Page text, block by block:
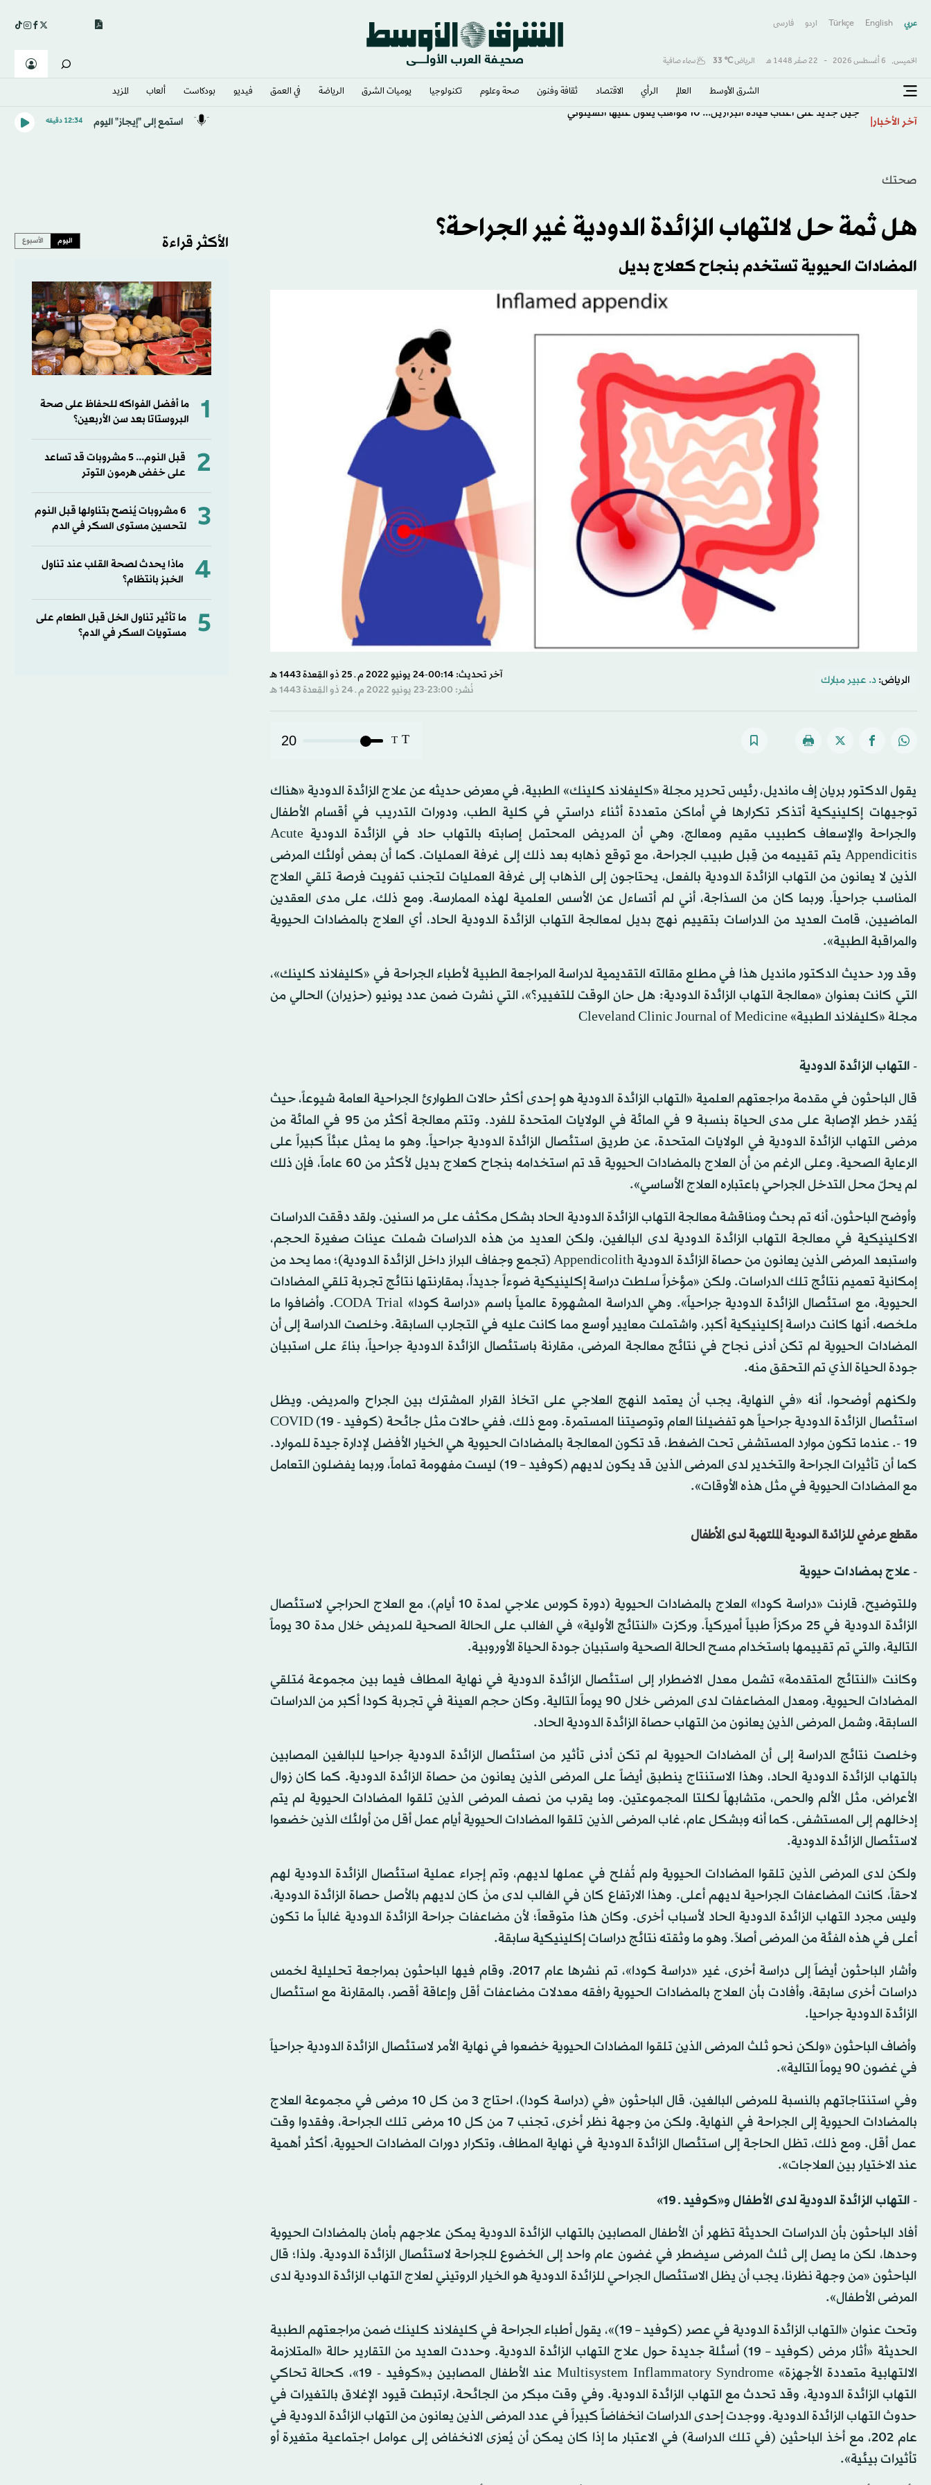
عربي English
Türkçe اردو فارسى
الخميس, 6 أغسطس 2026 - 22 صفَر 1448 هـ الرياض℃
33 سماء صافية
الشرق الأوسط​ العالم الرأي الاقتصاد ثقافة وفنون صحة وعلوم تكنولوجيا يوميات الشرق​ الرياضة في العمق فيديو بودكاست ألعاب المزيد
آخر الأخبار جيل جديد على أعتاب قيادة البرازيل... 10 مواهب يعوّل عليها أنشيلوتي استمع إلى "إيجاز" اليوم 12:34 دقيقه
صحتك
هل ثمة حل لالتهاب الزائدة الدودية غير الجراحة؟
المضادات الحيوية تستخدم بنجاح كعلاج بديل
الرياض: د. عبير مبارك
آخر تحديث: 00:14-24 يونيو 2022 م ـ 25 ذو القِعدة 1443 هـ
نُشر: 23:00-23 يونيو 2022 م ـ 24 ذو القِعدة 1443 هـ
T
T
20
يقول الدكتور بريان إف مانديل، رئيس تحرير مجلة «كليفلاند كلينك» الطبية، في معرض حديثه عن علاج الزائدة الدودية «هناك
توجيهات إكلينيكية أتذكر تكرارها في أماكن متعددة أثناء دراستي في كلية الطب، ودورات التدريب في أقسام الأطفال
والجراحة والإسعاف كطبيب مقيم ومعالج، وهي أن المريض المحتمل إصابته بالتهاب حاد في الزائدة الدودية Acute
Appendicitis يتم تقييمه من قِبل طبيب الجراحة، مع توقع ذهابه بعد ذلك إلى غرفة العمليات. كما أن بعض أولئك المرضى
الذين لا يعانون من التهاب الزائدة الدودية بالفعل، يحتاجون إلى الذهاب إلى غرفة العمليات لتجنب تفويت فرصة تلقي العلاج
المناسب جراحياً. وربما كان من السذاجة، أني لم أتساءل عن الأسس العلمية لهذه الممارسة. ومع ذلك، على مدى العقدين
الماضيين، قامت العديد من الدراسات بتقييم نهج بديل لمعالجة التهاب الزائدة الدودية الحاد، أي العلاج بالمضادات الحيوية
والمراقبة الطبية».
وقد ورد حديث الدكتور مانديل هذا في مطلع مقالته التقديمية لدراسة المراجعة الطبية لأطباء الجراحة في «كليفلاند كلينك»،
التي كانت بعنوان «معالجة التهاب الزائدة الدودية: هل حان الوقت للتغيير؟»، التي نشرت ضمن عدد يونيو (حزيران) الحالي من
مجلة «كليفلاند الطبية» Cleveland Clinic Journal of Medicine
- التهاب الزائدة الدودية
قال الباحثون في مقدمة مراجعتهم العلمية «التهاب الزائدة الدودية هو إحدى أكثر حالات الطوارئ الجراحية العامة شيوعاً، حيث
يُقدر خطر الإصابة على مدى الحياة بنسبة 9 في المائة في الولايات المتحدة للفرد. وتتم معالجة أكثر من 95 في المائة من
مرضى التهاب الزائدة الدودية في الولايات المتحدة، عن طريق استئصال الزائدة الدودية جراحياً. وهو ما يمثل عبئاً كبيراً على
الرعاية الصحية. وعلى الرغم من أن العلاج بالمضادات الحيوية قد تم استخدامه بنجاح كعلاج بديل لأكثر من 60 عاماً، فإن ذلك
لم يحلّ محل التدخل الجراحي باعتباره العلاج الأساسي».
وأوضح الباحثون، أنه تم بحث ومناقشة معالجة التهاب الزائدة الدودية الحاد بشكل مكثف على مر السنين. ولقد دققت الدراسات
الاكلينيكية في معالجة التهاب الزائدة الدودية لدى البالغين، ولكن العديد من هذه الدراسات شملت عينات صغيرة الحجم،
واستبعد المرضى الذين يعانون من حصاة الزائدة الدودية Appendicolith (تجمع وجفاف البراز داخل الزائدة الدودية)؛ مما يحد من
إمكانية تعميم نتائج تلك الدراسات. ولكن «مؤخراً سلطت دراسة إكلينيكية ضوءاً جديداً، بمقارنتها نتائج تجربة تلقي المضادات
الحيوية، مع استئصال الزائدة الدودية جراحياً». وهي الدراسة المشهورة عالمياً باسم «دراسة كودا» CODA Trial. وأضافوا ما
ملخصه، أنها كانت دراسة إكلينيكية أكبر، واشتملت معايير أوسع مما كانت عليه في التجارب السابقة. وخلصت الدراسة إلى أن
المضادات الحيوية لم تكن أدنى نجاح في نتائج معالجة المرضى، مقارنة باستئصال الزائدة الدودية جراحياً، بناءً على استبيان
جودة الحياة الذي تم التحقق منه.
ولكنهم أوضحوا، أنه «في النهاية، يجب أن يعتمد النهج العلاجي على اتخاذ القرار المشترك بين الجراح والمريض. ويظل
استئصال الزائدة الدودية جراحياً هو تفضيلنا العام وتوصيتنا المستمرة. ومع ذلك، ففي حالات مثل جائحة (كوفيد - 19) COVID
- 19. عندما تكون موارد المستشفى تحت الضغط، قد تكون المعالجة بالمضادات الحيوية هي الخيار الأفضل لإدارة جيدة للموارد.
كما أن تأثيرات الجراحة والتخدير لدى المرضى الذين قد يكون لديهم (كوفيد – 19) ليست مفهومة تماماً، وربما يفضلون التعامل
مع المضادات الحيوية في مثل هذه الأوقات».
مقطع عرضي للزائدة الدودية الملتهبة لدى الأطفال
- علاج بمضادات حيوية
وللتوضيح، قارنت «دراسة كودا» العلاج بالمضادات الحيوية (دورة كورس علاجي لمدة 10 أيام)، مع العلاج الحراجي لاستئصال
الزائدة الدودية في 25 مركزاً طبياً أميركياً. وركزت «النتائج الأولية» في الغالب على الحالة الصحية للمريض خلال مدة 30 يوماً
التالية، والتي تم تقييمها باستخدام مسح الحالة الصحية واستبيان جودة الحياة الأوروبية.
وكانت «النتائج المتقدمة» تشمل معدل الاضطرار إلى استئصال الزائدة الدودية في نهاية المطاف فيما بين مجموعة مُتلقي
المضادات الحيوية، ومعدل المضاعفات لدى المرضى خلال 90 يوماً التالية. وكان حجم العينة في تجربة كودا أكبر من الدراسات
السابقة، وشمل المرضى الذين يعانون من التهاب حصاة الزائدة الدودية الحاد.
وخلصت نتائج الدراسة إلى أن المضادات الحيوية لم تكن أدنى تأثير من استئصال الزائدة الدودية جراحيا للبالغين المصابين
بالتهاب الزائدة الدودية الحاد، وهذا الاستنتاج ينطبق أيضاً على المرضى الذين يعانون من حصاة الزائدة الدودية. كما كان زوال
الأعراض، مثل الألم والحمى، متشابهاً لكلتا المجموعتين. وما يقرب من نصف المرضى الذين تلقوا المضادات الحيوية لم يتم
إدخالهم إلى المستشفى. كما أنه وبشكل عام، غاب المرضى الذين تلقوا المضادات الحيوية أيام عمل أقل من أولئك الذين خضعوا
لاستئصال الزائدة الدودية.
ولكن لدى المرضى الذين تلقوا المضادات الحيوية ولم تُفلح في عملها لديهم، وتم إجراء عملية استئصال الزائدة الدودية لهم
لاحقاً، كانت المضاعفات الجراحية لديهم أعلى. وهذا الارتفاع كان في الغالب لدى منْ كان لديهم بالأصل حصاة الزائدة الدودية،
وليس مجرد التهاب الزائدة الدودية الحاد لأسباب أخرى. وكان هذا متوقعاً؛ لأن مضاعفات جراحة الزائدة الدودية غالباً ما تكون
أعلى في هذه الفئة من المرضى أصلاً. وهو ما وثقته نتائج دراسات إكلينيكية سابقة.
وأشار الباحثون أيضاً إلى دراسة أخرى، غير «دراسة كودا»، تم نشرها عام 2017، وقام فيها الباحثون بمراجعة تحليلية لخمس
دراسات أخرى سابقة، وأفادت بأن العلاج بالمضادات الحيوية رافقه معدلات مضاعفات أقل وإعاقة أقصر، بالمقارنة مع استئصال
الزائدة الدودية جراحيا.
وأضاف الباحثون «ولكن نحو ثلث المرضى الذين تلقوا المضادات الحيوية خضعوا في نهاية الأمر لاستئصال الزائدة الدودية جراحياً
في غضون 90 يوماً التالية».
وفي استنتاجاتهم بالنسبة للمرضى البالغين، قال الباحثون «في (دراسة كودا)، احتاج 3 من كل 10 مرضى في مجموعة العلاج
بالمضادات الحيوية إلى الجراحة في النهاية. ولكن من وجهة نظر أخرى، تجنب 7 من كل 10 مرضى تلك الجراحة، وفقدوا وقت
عمل أقل. ومع ذلك، تظل الحاجة إلى استئصال الزائدة الدودية في نهاية المطاف، وتكرار دورات المضادات الحيوية، أكثر أهمية
عند الاختيار بين العلاجات».
- التهاب الزائدة الدودية لدى الأطفال و«كوفيد ـ 19»
أفاد الباحثون بأن الدراسات الحديثة تظهر أن الأطفال المصابين بالتهاب الزائدة الدودية يمكن علاجهم بأمان بالمضادات الحيوية
وحدها، لكن ما يصل إلى ثلث المرضى سيضطر في غضون عام واحد إلى الخضوع للجراحة لاستئصال الزائدة الدودية. ولذا؛ قال
الباحثون «من وجهة نظرنا، يجب أن يظل الاستئصال الجراحي للزائدة الدودية هو الخيار الروتيني لعلاج التهاب الزائدة الدودية لدى
المرضى الأطفال».
وتحت عنوان «التهاب الزائدة الدودية في عصر (كوفيد – 19)»، يقول أطباء الجراحة في كليفلاند كلينك ضمن مراجعتهم الطبية
الحديثة «أثار مرض (كوفيد – 19) أسئلة جديدة حول علاج التهاب الزائدة الدودية. وحددت العديد من التقارير حالة «المتلازمة
الالتهابية متعددة الأجهزة» Multisystem Inflammatory Syndrome عند الأطفال المصابين بـ«كوفيد - 19»، كحالة تحاكي
التهاب الزائدة الدودية، وقد تحدث مع التهاب الزائدة الدودية. وفي وقت مبكر من الجائحة، ارتبطت قيود الإغلاق بالتغيرات في
حدوث التهاب الزائدة الدودية. ووجدت إحدى الدراسات انخفاضاً كبيراً في عدد المرضى الذين يعانون من التهاب الزائدة الدودية في
عام 202، مع أخذ الباحثين (في تلك الدراسة) في الاعتبار ما إذا كان يمكن أن يُعزى الانخفاض إلى عوامل اجتماعية متغيرة أو
تأثيرات بيئية».
الأكثر قراءة اليوم الأسبوع
1
ما أفضل الفواكه للحفاظ على صحة
البروستاتا بعد سن الأربعين؟
2
قبل النوم... 5 مشروبات قد تساعد
على خفض هرمون التوتر
3
6 مشروبات يُنصح بتناولها قبل النوم
لتحسين مستوى السكر في الدم
4
ماذا يحدث لصحة القلب عند تناول
الخبز بانتظام؟
5
ما تأثير تناول الخل قبل الطعام على
مستويات السكر في الدم؟